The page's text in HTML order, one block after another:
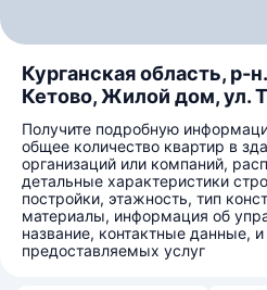
Курганская область, р-
Кетово, Жилой дом, ул.
Получите подробную
общее количество квартир в
организаций или компаний,
детальные характеристики
постройки, этажность, тип
материалы, информация об
название, контактные данные, и
предоставляемых услуг